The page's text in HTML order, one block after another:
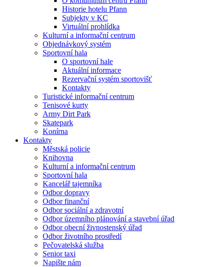
Historie hotelu Pfann
Subjekty v KC
Virtuální prohlídka
Kulturní a informační centrum
Objednávkový systém
Sportovní hala
O sportovní hale
Aktuální informace
Rezervační systém sportovišť
Kontakty
Turistické informační centrum
Tenisové kurty
Army Dirt Park
Skatepark
Konírna
Kontakty
Městská policie
Knihovna
Kulturní a informační centrum
Sportovní hala
Kancelář tajemníka
Odbor dopravy
Odbor finanční
Odbor sociální a zdravotní
Odbor územního plánování a stavební úřad
Odbor obecní živnostenský úřad
Odbor životního prostředí
Pečovatelská služba
Senior taxi
Napište nám